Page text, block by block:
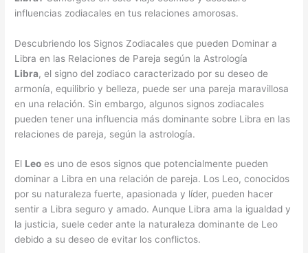
influencias zodiacales en tus relaciones amorosas.
Descubriendo los Signos Zodiacales que pueden Dominar a
Libra en las Relaciones de Pareja según la Astrología
Libra, el signo del zodiaco caracterizado por su deseo de
armonía, equilibrio y belleza, puede ser una pareja maravillosa
en una relación. Sin embargo, algunos signos zodiacales
pueden tener una influencia más dominante sobre Libra en las
relaciones de pareja, según la astrología.
El Leo es uno de esos signos que potencialmente pueden
dominar a Libra en una relación de pareja. Los Leo, conocidos
por su naturaleza fuerte, apasionada y líder, pueden hacer
sentir a Libra seguro y amado. Aunque Libra ama la igualdad y
la justicia, suele ceder ante la naturaleza dominante de Leo
debido a su deseo de evitar los conflictos.